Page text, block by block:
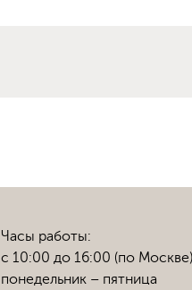
Часы работы:
с 10:00 до 16:00 (по Москве)
понедельник – пятница